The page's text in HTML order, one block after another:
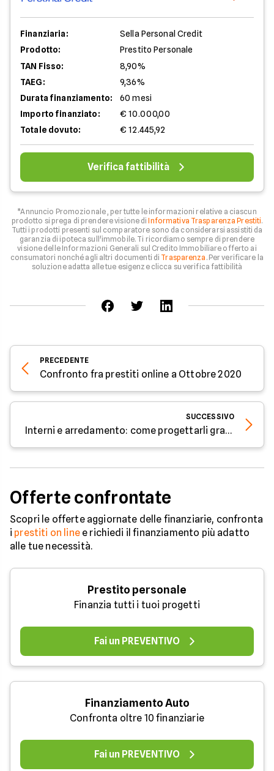
Finanziaria:
Sella Personal Credit
Prodotto:
Prestito Personale
TAN Fisso:
8,90%
TAEG:
9,36%
Durata finanziamento:
60 mesi
Importo finanziato:
€ 10.000,00
Totale dovuto:
€ 12.445,92
Verifica fattibilità
*Annuncio Promozionale , per tutte le informazioni relative a ciascun
prodotto si prega di prendere visione diInformativa Trasparenza Prestiti.
Tutti i prodotti presenti sul comparatore sono da considerarsi assistiti da
garanzia di ipoteca sull'immobile. Ti ricordiamo sempre di prendere
visione delle Informazioni Generali sul Credito Immobiliare offerto ai
consumatori nonché agli altri documenti di Trasparenza . Per verificare la
soluzione adatta alle tue esigenze clicca su verifica fattibilità
PRECEDENTE
Confronto fra prestiti online a Ottobre 2020
SUCCESSIVO
Interni e arredamento: come progettarli gratis online
Offerte confrontate
Scopri le offerte aggiornate delle finanziarie, confronta
i prestiti on linee richiedi il finanziamento più adatto
alle tue necessità.
Prestito personale
Finanzia tutti i tuoi progetti
Fai un PREVENTIVO
Finanziamento Auto
Confronta oltre 10 finanziarie
Fai un PREVENTIVO